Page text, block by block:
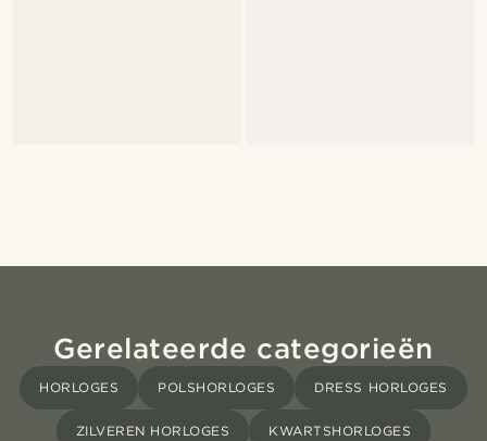
Gerelateerde categorieën
HORLOGES POLSHORLOGES DRESS HORLOGES
ZILVEREN HORLOGES KWARTSHORLOGES